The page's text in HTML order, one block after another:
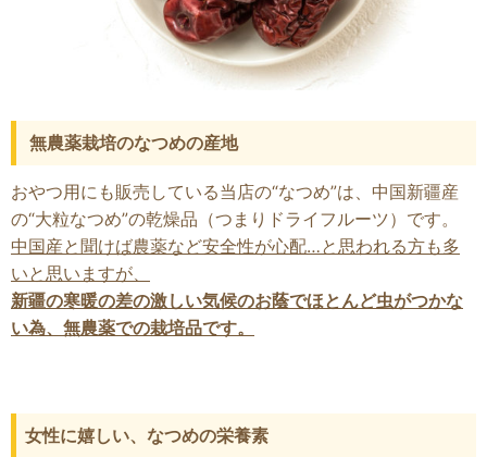
無農薬栽培のなつめの産地
おやつ用にも販売している当店の“なつめ”は、中国新疆産
の“大粒なつめ”の乾燥品（つまりドライフルーツ）です。
中国産と聞けば農薬など安全性が心配…と思われる方も多
いと思いますが、
新疆の寒暖の差の激しい気候のお蔭でほとんど虫がつかな
い為、無農薬での栽培品です。
女性に嬉しい、なつめの栄養素